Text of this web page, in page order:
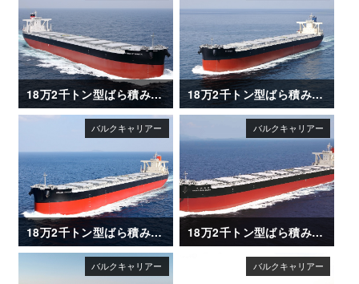
18万2千トン型ばら積み運搬船「FIRST ETERNITY」 18万2千トン型ばら積み運搬船「FLORIDA」
18万2千トン型ばら積み運搬船「GRAND SAKURA」 18万2千トン型ばら積み運搬船「AWAJISAN MARU（淡路山丸）」